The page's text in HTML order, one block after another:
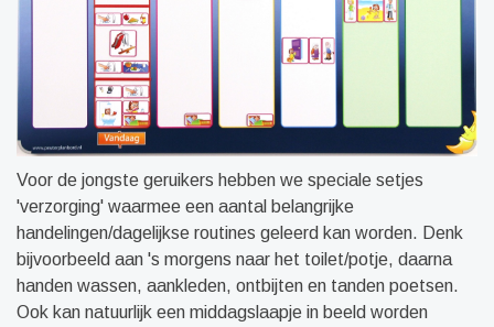
Voor de jongste geruikers hebben we speciale setjes
'verzorging' waarmee een aantal belangrijke
handelingen/dagelijkse routines geleerd kan worden. Denk
bijvoorbeeld aan 's morgens naar het toilet/potje, daarna
handen wassen, aankleden, ontbijten en tanden poetsen.
Ook kan natuurlijk een middagslaapje in beeld worden